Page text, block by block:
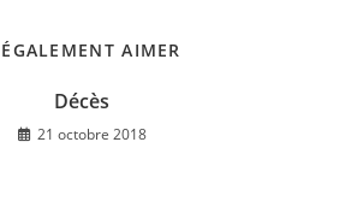
AIMER
Décès
21 octobre 2018